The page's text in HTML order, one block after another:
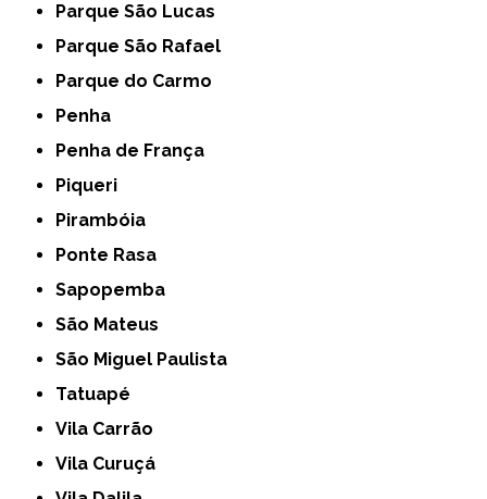
Parque São Lucas
Parque São Rafael
Parque do Carmo
Penha
Penha de França
Piqueri
Pirambóia
Ponte Rasa
Sapopemba
São Mateus
São Miguel Paulista
Tatuapé
Vila Carrão
Vila Curuçá